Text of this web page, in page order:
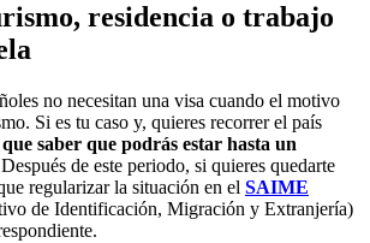
residencia o trabajo
no necesitan una visa cuando el motivo
Si es tu caso y, quieres recorrer el país
saber que podrás estar hasta un
de este periodo, si quieres quedarte
regularizar la situación en el SAIME
de Identificación, Migración y Extranjería)